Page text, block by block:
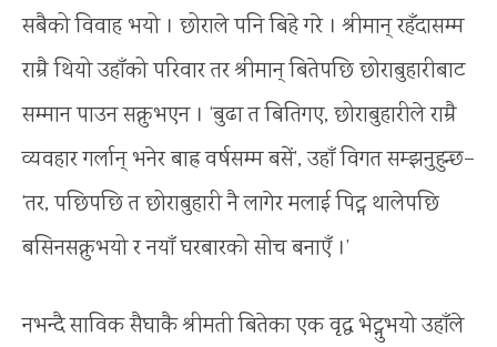
सबैको विवाह भयो । छोराले पनि बिहे गरे । श्रीमान् रहँदासम्म
राम्रै थियो उहाँको परिवार तर श्रीमान् बितेपछि छोराबुहारीबाट
सम्मान पाउन सक्नुभएन । ‘बुढा त बितिगए, छोराबुहारीले राम्रै
व्यवहार गर्लान् भनेर बाह्र वर्षसम्म बसें’, उहाँ विगत सम्झनुहुन्छ–
‘तर, पछिपछि त छोराबुहारी नै लागेर मलाई पिट्न थालेपछि
बसिनसक्नुभयो र नयाँ घरबारको सोच बनाएँ ।’
नभन्दै साविक सैघाकै श्रीमती बितेका एक वृद्ध भेट्नुभयो उहाँले